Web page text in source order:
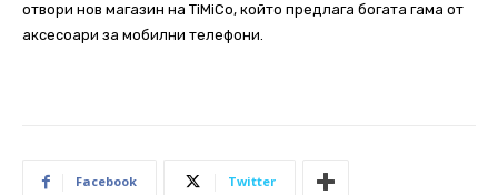
отвори нов магазин на ТiМiCо, който предлага богата гама от
аксесоари за мобилни телефони.
Facebook Twitter